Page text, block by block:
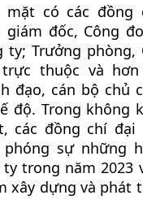
có các đồng
giám đốc, Công
ty; Trưởng phòng,
thuộc và
đạo, cán bộ chủ
độ. Trong không
các đồng chí đại
sự những
ty trong năm 2023
xây dựng và phát